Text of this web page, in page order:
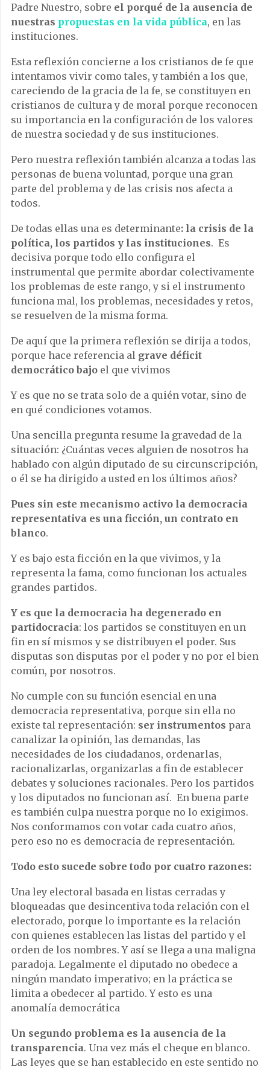
Padre Nuestro, sobre el porqué de la ausencia de
nuestras propuestas en la vida pública, en las
instituciones.
Esta reflexión concierne a los cristianos de fe que
intentamos vivir como tales, y también a los que,
careciendo de la gracia de la fe, se constituyen en
cristianos de cultura y de moral porque reconocen
su importancia en la configuración de los valores
de nuestra sociedad y de sus instituciones.
Pero nuestra reflexión también alcanza a todas las
personas de buena voluntad, porque una gran
parte del problema y de las crisis nos afecta a
todos.
De todas ellas una es determinante: la crisis de la
política, los partidos y las instituciones. Es
decisiva porque todo ello configura el
instrumental que permite abordar colectivamente
los problemas de este rango, y si el instrumento
funciona mal, los problemas, necesidades y retos,
se resuelven de la misma forma.
De aquí que la primera reflexión se dirija a todos,
porque hace referencia al grave déficit
democrático bajo el que vivimos
Y es que no se trata solo de a quién votar, sino de
en qué condiciones votamos.
Una sencilla pregunta resume la gravedad de la
situación: ¿Cuántas veces alguien de nosotros ha
hablado con algún diputado de su circunscripción,
o él se ha dirigido a usted en los últimos años?
Pues sin este mecanismo activo la democracia
representativa es una ficción, un contrato en
blanco.
Y es bajo esta ficción en la que vivimos, y la
representa la fama, como funcionan los actuales
grandes partidos.
Y es que la democracia ha degenerado en
partidocracia: los partidos se constituyen en un
fin en sí mismos y se distribuyen el poder. Sus
disputas son disputas por el poder y no por el bien
común, por nosotros.
No cumple con su función esencial en una
democracia representativa, porque sin ella no
existe tal representación: ser instrumentos para
canalizar la opinión, las demandas, las
necesidades de los ciudadanos, ordenarlas,
racionalizarlas, organizarlas a fin de establecer
debates y soluciones racionales. Pero los partidos
y los diputados no funcionan así. En buena parte
es también culpa nuestra porque no lo exigimos.
Nos conformamos con votar cada cuatro años,
pero eso no es democracia de representación.
Todo esto sucede sobre todo por cuatro razones:
Una ley electoral basada en listas cerradas y
bloqueadas que desincentiva toda relación con el
electorado, porque lo importante es la relación
con quienes establecen las listas del partido y el
orden de los nombres. Y así se llega a una maligna
paradoja. Legalmente el diputado no obedece a
ningún mandato imperativo; en la práctica se
limita a obedecer al partido. Y esto es una
anomalía democrática
Un segundo problema es la ausencia de la
transparencia. Una vez más el cheque en blanco.
Las leyes que se han establecido en este sentido no